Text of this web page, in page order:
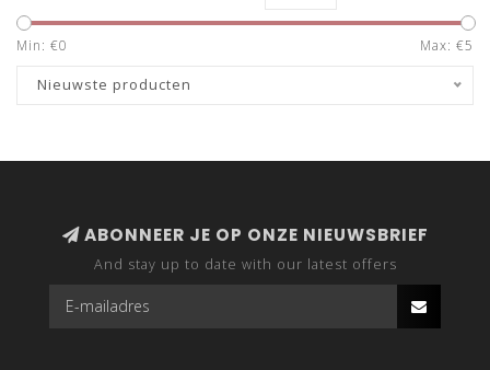
Min: €0 Max: €5
Nieuwste producten
ABONNEER JE OP ONZE NIEUWSBRIEF
And stay up to date with our latest offers